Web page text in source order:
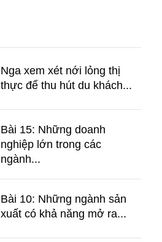
Nga xem xét nới lỏng thị
thực để thu hút du khách...
Bài 15: Những doanh
nghiệp lớn trong các
ngành...
Bài 10: Những ngành sản
xuất có khả năng mở ra...